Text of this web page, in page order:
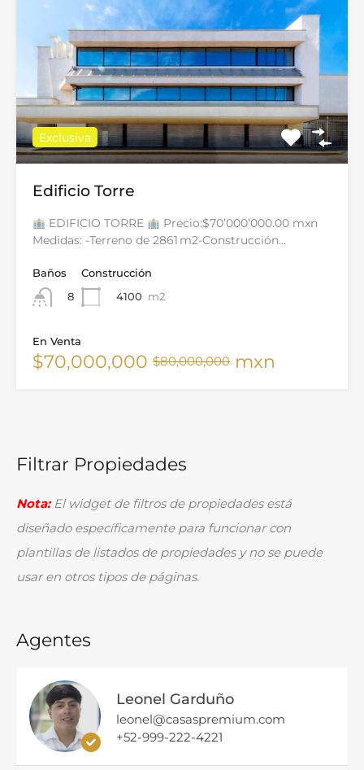
Exclusiva
Edificio Torre
EDIFICIO TORRE
Precio:$70’000’000.00 mxn
Medidas: -Terreno de 2861 m2-Construcción…
Baños
8
Construcción
4100 m2
En Venta
$70,000,000 $80,000,000 mxn
Filtrar Propiedades
Nota:El widget de filtros de propiedades está
diseñado específicamente para funcionar con
plantillas de listados de propiedades y no se puede
usar en otros tipos de páginas.
Agentes
Leonel Garduño
leonel@casaspremium.com
+52-999-222-4221